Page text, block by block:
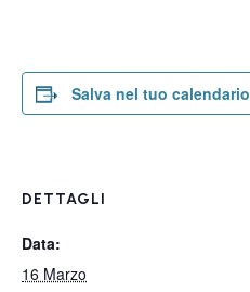
Salva nel tuo calendario
DETTAGLI
Data:
16 Marzo